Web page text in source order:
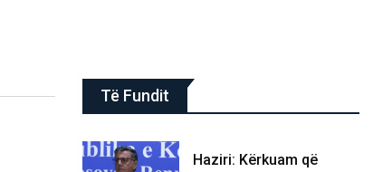
Të Fundit
Haziri: Kërkuam që